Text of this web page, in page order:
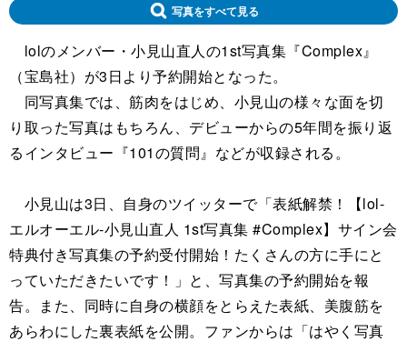
写真をすべて見る
lolのメンバー・小見山直人の1st写真集『Complex』
（宝島社）が3日より予約開始となった。
同写真集では、筋肉をはじめ、小見山の様々な面を切
り取った写真はもちろん、デビューからの5年間を振り返
るインタビュー『101の質問』などが収録される。
小見山は3日、自身のツイッターで「表紙解禁！【lol-
エルオーエル-小見山直人 1st写真集 #Complex】サイン会
特典付き写真集の予約受付開始！たくさんの方に手にと
っていただきたいです！」と、写真集の予約開始を報
告。また、同時に自身の横顔をとらえた表紙、美腹筋を
あらわにした裏表紙を公開。ファンからは「はやく写真